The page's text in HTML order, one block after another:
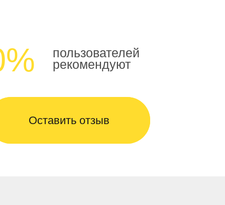
пользователей
рекомендуют
Оставить отзыв